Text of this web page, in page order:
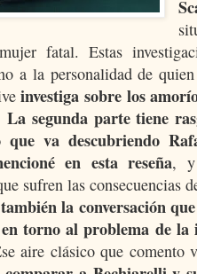
fatal. Estas
a la personalidad de
investiga sobre los
La segunda parte tiene
va descubriendo
en esta reseña, y
sufren las consecuencias
la conversación
en torno al problema de la
aire clásico que comento